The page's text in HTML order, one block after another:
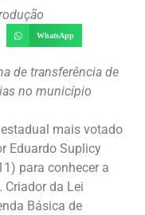
WhatsApp
de transferência de
no município
mais votado
Eduardo Suplicy
para conhecer a
da Lei
Básica de